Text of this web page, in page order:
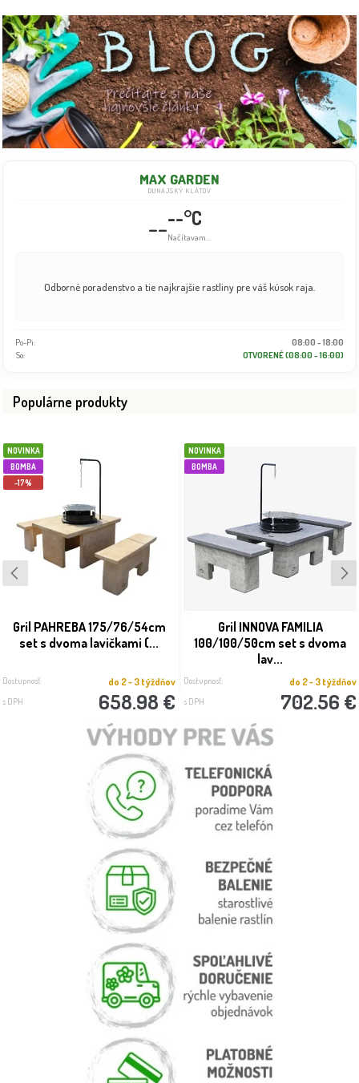
MAX GARDEN
DUNAJSKÝ KLÁTOV
----°C
Načítavam...
Odborné poradenstvo a tie najkrajšie rastliny pre váš kúsok raja.
Po-Pi:
08:00 - 18:00
So:
OTVORENÉ (08:00 - 16:00)
Populárne produkty
NOVINKA
BOMBA
-17%
Gril PAHREBA 175/76/54cm
set s dvoma lavičkami (...
Dostupnosť: do 2 - 3 týždňov
s DPH 658.98 €
NOVINKA
BOMBA
Gril INNOVA FAMILIA
100/100/50cm set s dvoma
lav...
Dostupnosť: do 2 - 3 týždňov
s DPH 702.56 €